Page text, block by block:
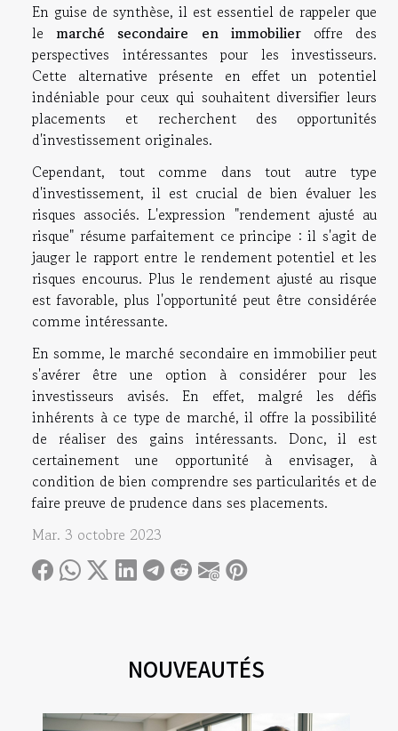
NOUVEAUTÉS
En guise de synthèse, il est essentiel de rappeler que
le marché secondaire en immobilieroffre des
perspectives intéressantes pour les investisseurs.
Cette alternative présente en effet un potentiel
indéniable pour ceux qui souhaitent diversifier leurs
placements et recherchent des opportunités
d'investissement originales.
Cependant, tout comme dans tout autre type
d'investissement, il est crucial de bien évaluer les
risques associés. L'expression "rendement ajusté au
risque" résume parfaitement ce principe : il s'agit de
jauger le rapport entre le rendement potentiel et les
risques encourus. Plus le rendement ajusté au risque
est favorable, plus l'opportunité peut être considérée
comme intéressante.
En somme, le marché secondaire en immobilier peut
s'avérer être une option à considérer pour les
investisseurs avisés. En effet, malgré les défis
inhérents à ce type de marché, il offre la possibilité
de réaliser des gains intéressants. Donc, il est
certainement une opportunité à envisager, à
condition de bien comprendre ses particularités et de
faire preuve de prudence dans ses placements.
Mar. 3 octobre 2023